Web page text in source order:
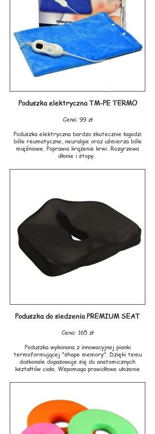
Poduszka elektryczna TM-PE TERMO
Cena: 99 zł
Poduszka elektryczna bardzo skutecznie łagodzi
bóle reumatyczne, neuralgie oraz uśmierza bóle
mięśniowe. Poprawia krążenie krwi. Rozgrzewa
dłonie i stopy.
- działa relaksująco, rekomendowana przy bólach
- automatyczne wyłączanie po 90 minutach
- sterownik z sygnalizacją świetlną
- system zabezpieczający przed przegrzaniem
- odpinany pokrowiec
- materiał: polar
- przewód elektryczny o długości 2,2 metrów
- wymiary: 30 x 40 cm
- moc: 100 W
- gwarancja: 12 miesięcy
Producent: TECH-MED
Poduszka do siedzenia PREMIUM SEAT
Cena: 165 zł
Poduszka wykonana z innowacyjnej pianki
termoformującej "shape memory". Dzięki temu
doskonale dopasowuje się do anatomicznych
kształtów ciała. Wspomaga prawidłowe ułożenie
pozycji siedzącej, np. na wózku inwalidzkim lub
uda, zmniejszając efekt drętwienia poprzez
zwiększenie przepływu krwi w kończynach dolnych.
Koryguje nieprawidłową postawę podczas
siedzenia, dzięki czemu zmniejsza ból, szczególnie
w odcinku krzyżowym kręgosłupa, spowodowany